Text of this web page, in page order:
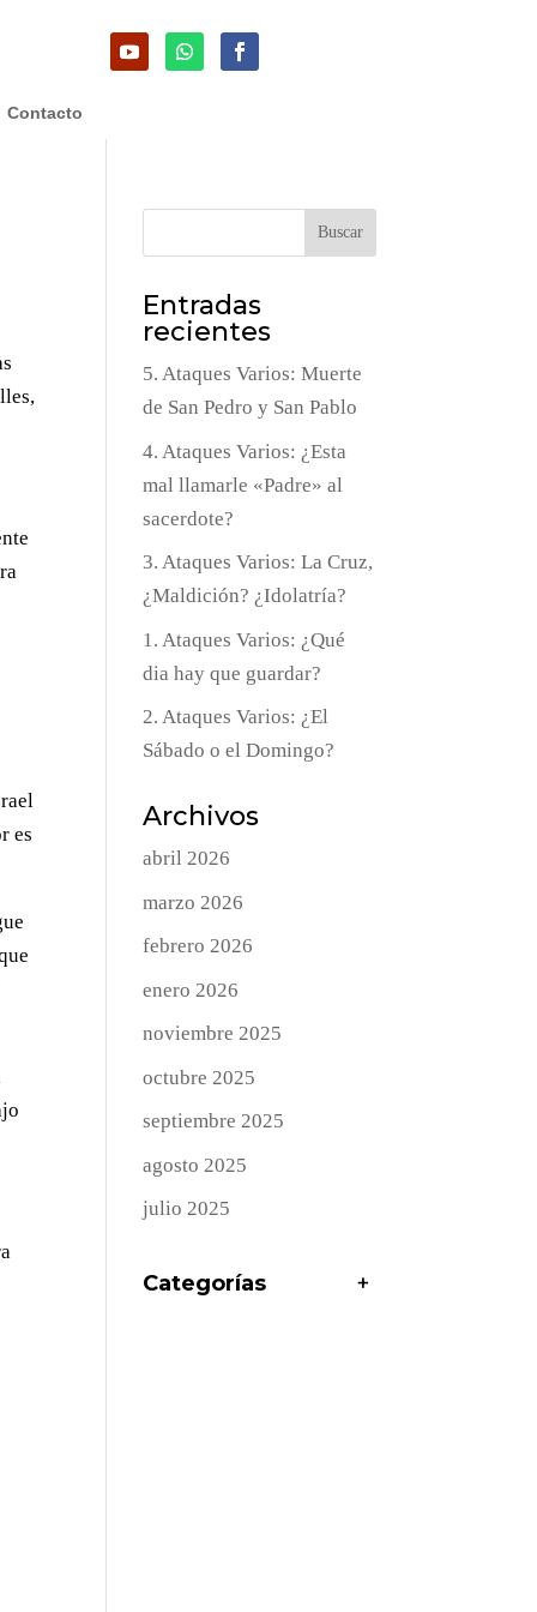
Contacto
es
Buscar
Entradas
recientes
5. Ataques Varios: Muerte
de San Pedro y San Pablo
4. Ataques Varios: ¿Esta
mal llamarle «Padre» al
sacerdote?
3. Ataques Varios: La Cruz,
¿Maldición? ¿Idolatría?
1. Ataques Varios: ¿Qué
dia hay que guardar?
2. Ataques Varios: ¿El
Sábado o el Domingo?
Archivos
abril 2026
marzo 2026
febrero 2026
enero 2026
noviembre 2025
octubre 2025
septiembre 2025
agosto 2025
julio 2025
Categorías +